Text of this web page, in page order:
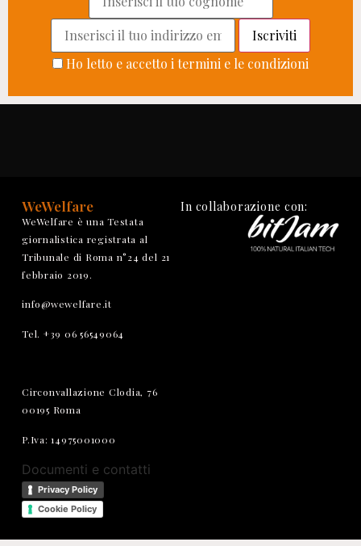
Ho letto e accetto i termini e le condizioni
WeWelfare
WeWelfare è una Testata
giornalistica registrata al
Tribunale di Roma n°24 del 21
febbraio 2019.
info@wewelfare.it
Tel. +39 06 56549064
Circonvallazione Clodia, 76
00195 Roma
P.Iva: 14975001000
Documenti e contatti
Privacy Policy
Cookie Policy
In collaborazione con: